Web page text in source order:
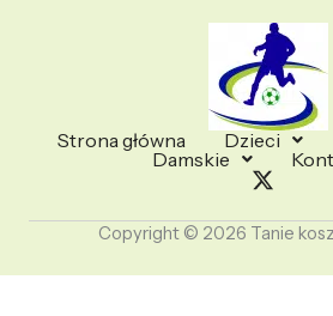
Strona główna Dzieci
Damskie
Copyright © 2026 Tanie